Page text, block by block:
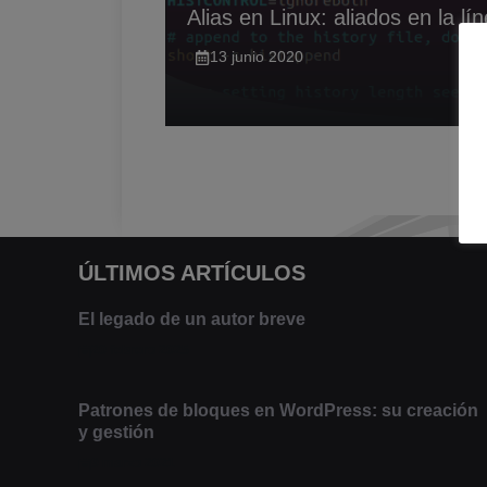
Alias en Linux: aliados en la
13 junio 2020
ÚLTIMOS ARTÍCULOS
El legado de un autor breve
Patrones de bloques en WordPress: su creación
y gestión